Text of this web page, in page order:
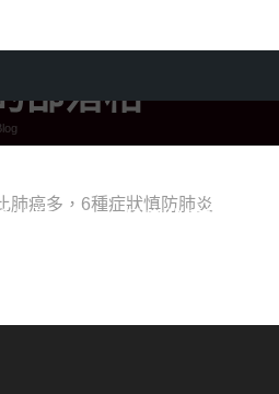
部落格
比肺癌多，6種症狀慎防